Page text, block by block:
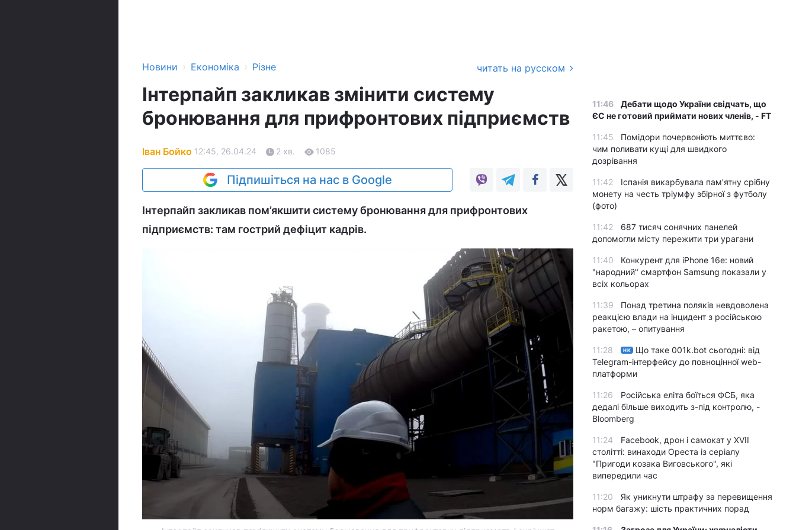
Новини › Економіка › Різне читать на русском
Інтерпайп закликав змінити систему
бронювання для прифронтових підприємств
Іван Бойко 12:45, 26.04.24 2 хв. 1085
Підпишіться на нас в Google
Інтерпайп закликав пом’якшити систему бронювання для прифронтових
підприємств: там гострий дефіцит кадрів.
11:46
Дебати щодо України свідчать, що
ЄС не готовий приймати нових членів, - FT
11:45
Помідори почервоніють миттєво:
чим поливати кущі для швидкого
дозрівання
11:42
Іспанія викарбувала пам'ятну срібну
монету на честь тріумфу збірної з футболу
(фото)
11:42
687 тисяч сонячних панелей
допомогли місту пережити три урагани
11:40
Конкурент для iPhone 16e: новий
"народний" смартфон Samsung показали у
всіх кольорах
11:39
Понад третина поляків невдоволена
реакцією влади на інцидент з російською
ракетою, – опитування
11:28 НК
Що таке 001k.bot сьогодні: від
Telegram-інтерфейсу до повноцінної web-
платформи
11:26
Російська еліта боїться ФСБ, яка
дедалі більше виходить з-під контролю, -
Bloomberg
11:24
Facebook, дрон і самокат у XVII
столітті: винаходи Ореста із серіалу
"Пригоди козака Виговського", які
випередили час
11:20
Як уникнути штрафу за перевищення
норм багажу: шість практичних порад